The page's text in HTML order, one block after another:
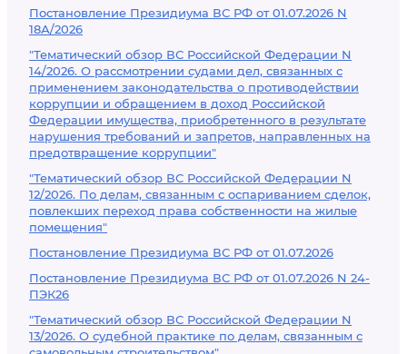
Постановление Президиума ВС РФ от 01.07.2026 N
18А/2026
"Тематический обзор ВС Российской Федерации N
14/2026. О рассмотрении судами дел, связанных с
применением законодательства о противодействии
коррупции и обращением в доход Российской
Федерации имущества, приобретенного в результате
нарушения требований и запретов, направленных на
предотвращение коррупции"
"Тематический обзор ВС Российской Федерации N
12/2026. По делам, связанным с оспариванием сделок,
повлекших переход права собственности на жилые
помещения"
Постановление Президиума ВС РФ от 01.07.2026
Постановление Президиума ВС РФ от 01.07.2026 N 24-
ПЭК26
"Тематический обзор ВС Российской Федерации N
13/2026. О судебной практике по делам, связанным с